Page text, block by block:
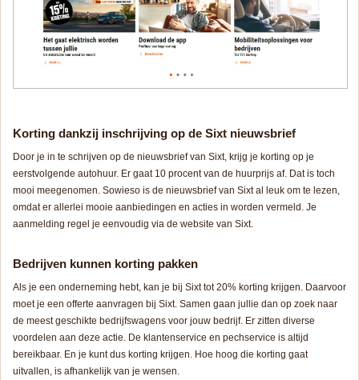
Korting dankzij inschrijving op de Sixt nieuwsbrief
Door je in te schrijven op de nieuwsbrief van Sixt, krijg je korting op je
eerstvolgende autohuur. Er gaat 10 procent van de huurprijs af. Dat is toch
mooi meegenomen. Sowieso is de nieuwsbrief van Sixt al leuk om te lezen,
omdat er allerlei mooie aanbiedingen en acties in worden vermeld. Je
aanmelding regel je eenvoudig via de website van Sixt.
Bedrijven kunnen korting pakken
Als je een onderneming hebt, kan je bij Sixt tot 20% korting krijgen. Daarvoor
moet je een offerte aanvragen bij Sixt. Samen gaan jullie dan op zoek naar
de meest geschikte bedrijfswagens voor jouw bedrijf. Er zitten diverse
voordelen aan deze actie. De klantenservice en pechservice is altijd
bereikbaar. En je kunt dus korting krijgen. Hoe hoog die korting gaat
uitvallen, is afhankelijk van je wensen.